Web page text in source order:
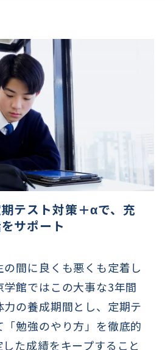
テスト対策＋αで、 充
サポート
間に良くも悪くも定着し
館ではこの大事な3年間
の養成期間とし、定期テ
勉強のやり方」を徹底的
た成績をキープすること